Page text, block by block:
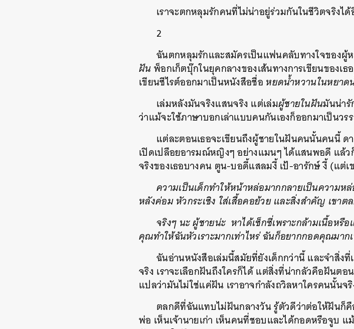
เราจะตกหลุมรักคนที่ไม่น่าอยู่ร่วมกันในชีวิตจริงไ
2
ฉันตกหลุมรักและสมัครเป็นแฟนคลับทางใจของ
ฝันพ็อกเก็ตบุ๊กในยุคกลางของเส้นทางการเขียนของ
เขียนซีไรต์ออกมาเป็นหนังสือชื่อ หยดน้ำหวานในหยาด
เล่มหลังมันจริงแสนจริง แต่เล่มผู้ชายในฝันมันน่ารั
ว่าแม้จะใช้ภาษาบอกเล่าแบบคนกันเองก็ออกมาเป็น
แต่ละตอนเธอจะเขียนถึงผู้ชายในฝันคนนั้นคนนี้ ด
เปิดเปลือยอารมณ์หญิงๆ อย่างแมนๆ ได้แสนพอดี แล้
จริงของเธอบางคน ตูน-บอดี้แสลมงี้ เป้-อารักษ์ งี้ (แต่เ
ความเป็นเด็กทำให้หน้าหล่อมากกลายเป็นความห
หลังค่อม หัวกระเซิง ใส่เสื้อคอย้วย และสิ่งสำคัญ เขาต
จริงๆ นะ ผู้ชายน่ะ หาได้เซ็กซี่เพราะกล้ามเนื้อห
คุณทำให้ฉันหัวเราะมากเท่าไหร่ ฉันก็อยากกอดคุณมาก
ฉันอ่านหนังสือเล่มนี้สมัยที่ยังเด็กกว่านี้ และจำสิ่งที่
จริง เราจะเลือกฝันถึงใครก็ได้ แต่สิ่งที่น่ากลัวคือฝัน
แปลว่ามันไม่ใช่แค่ฝัน เราอาจกำลังถวิลหาใครคนนั้นจ
ตลกดีที่ฉันแทบไม่ฝันกลางวัน รู้ตัวดีว่าต่อให้ฝันก็
พ่อ เห็นเจ้านายเก่า เห็นคนที่ชอบและได้กอดหรือจูบ แ
SHARE TWEET